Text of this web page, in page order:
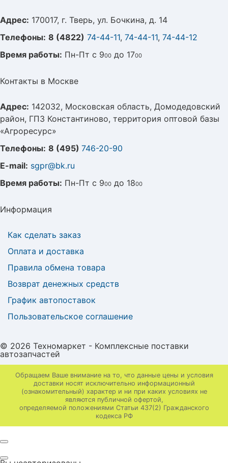
Адрес: 170017, г. Тверь, ул. Бочкина, д. 14
Телефоны: 8 (4822) 74-44-11, 74-44-11, 74-44-12
Время работы: Пн-Пт с 900 до 1700
Контакты в Москве
Адрес: 142032, Московская область, Домодедовский
район, ГПЗ Константиново, территория оптовой базы
«Агроресурс»
Телефоны: 8 (495) 746-20-90
E-mail: sgpr@bk.ru
Время работы: Пн-Пт с 900 до 1800
Информация
Как сделать заказ
Оплата и доставка
Правила обмена товара
Возврат денежных средств
График автопоставок
Пользовательское соглашение
© 2026 Техномаркет - Комплексные поставки
автозапчастей
Обращаем Ваше внимание на то, что данные цены и условия
доставки носят исключительно информационный
(ознакомительный) характер и ни при каких условиях не
являются публичной офертой,
определяемой положениями Статьи 437(2) Гражданского
кодекса РФ